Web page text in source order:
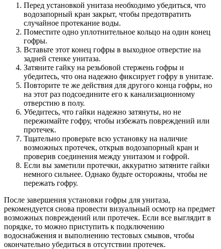
Перед установкой унитаза необходимо убедиться, что
водозапорный кран закрыт, чтобы предотвратить
случайное протекание воды.
Поместите одно уплотнительное кольцо на один конец
гофры.
Вставьте этот конец гофры в выходное отверстие на
задней стенке унитаза.
Затяните гайку на резьбовой стержень гофры и
убедитесь, что она надежно фиксирует гофру в унитазе.
Повторите те же действия для другого конца гофры, но
на этот раз подсоедините его к канализационному
отверстию в полу.
Убедитесь, что гайки надежно затянуты, но не
пережимайте гофру, чтобы избежать повреждений или
протечек.
Тщательно проверьте всю установку на наличие
возможных протечек, открыв водозапорный кран и
проверив соединения между унитазом и гофрой.
Если вы заметили протечки, аккуратно затяните гайки
немного сильнее. Однако будьте осторожны, чтобы не
пережать гофру.
После завершения установки гофры для унитаза,
рекомендуется снова провести визуальный осмотр на предмет
возможных повреждений или протечек. Если все выглядит в
порядке, то можно приступить к подключению
водоснабжения и выполнению тестовых смывов, чтобы
окончательно убедиться в отсутствии протечек.